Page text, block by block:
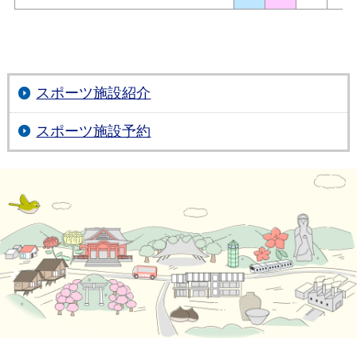
スポーツ施設紹介
スポーツ施設予約